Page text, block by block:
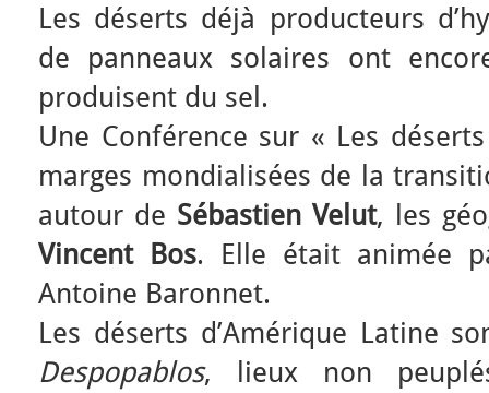
Les déserts déjà producteurs
de panneaux solaires ont
produisent du sel.
Une Conférence sur « Les
marges mondialisées de la
autour de Sébastien Velut, les
Vincent Bos. Elle était animée
Antoine Baronnet.
Les déserts d’Amérique Latine
Despopablos, lieux non